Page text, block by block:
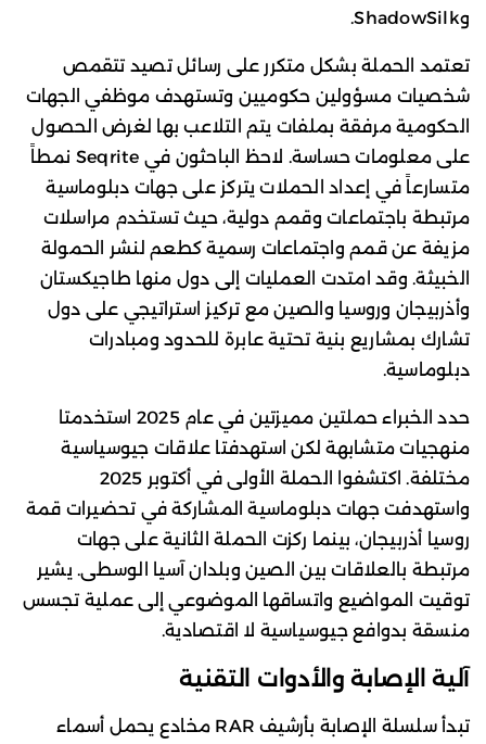
وShadowSilk.
تعتمد الحملة بشكل متكرر على رسائل تصيد تتقمص
شخصيات مسؤولين حكوميين وتستهدف موظفي الجهات
الحكومية مرفقة بملفات يتم التلاعب بها لغرض الحصول
على معلومات حساسة. لاحظ الباحثون في Seqrite نمطاً
متسارعاً في إعداد الحملات يتركز على جهات دبلوماسية
مرتبطة باجتماعات وقمم دولية، حيث تستخدم مراسلات
مزيفة عن قمم واجتماعات رسمية كطعم لنشر الحمولة
الخبيثة. وقد امتدت العمليات إلى دول منها طاجيكستان
وأذربيجان وروسيا والصين مع تركيز استراتيجي على دول
تشارك بمشاريع بنية تحتية عابرة للحدود ومبادرات
دبلوماسية.
حدد الخبراء حملتين مميزتين في عام 2025 استخدمتا
منهجيات متشابهة لكن استهدفتا علاقات جيوسياسية
مختلفة. اكتشفوا الحملة الأولى في أكتوبر 2025
واستهدفت جهات دبلوماسية المشاركة في تحضيرات قمة
روسيا أذربيجان، بينما ركزت الحملة الثانية على جهات
مرتبطة بالعلاقات بين الصين وبلدان آسيا الوسطى. يشير
توقيت المواضيع واتساقها الموضوعي إلى عملية تجسس
منسقة بدوافع جيوسياسية لا اقتصادية.
آلية الإصابة والأدوات التقنية
تبدأ سلسلة الإصابة بأرشيف RAR مخادع يحمل أسماء